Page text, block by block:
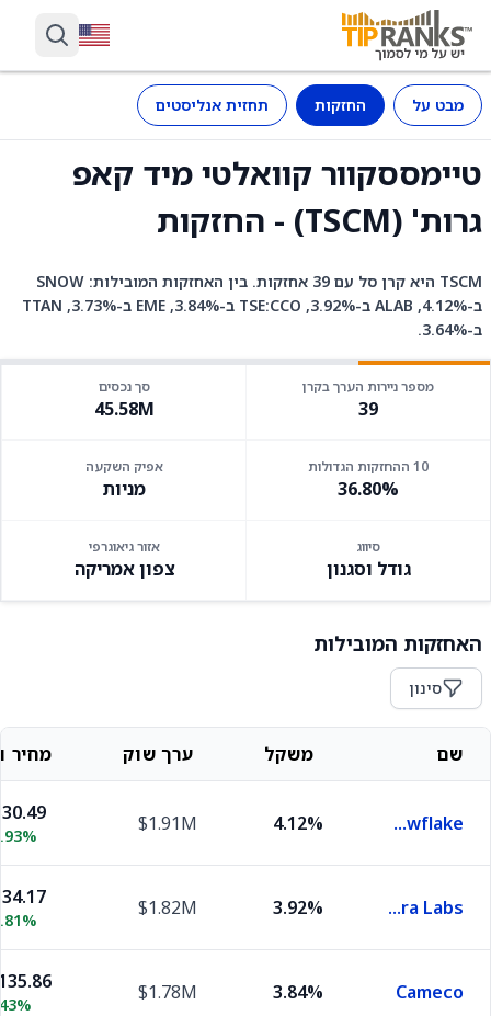
מבט על החזקות תחזית אנליסטים
טיימססקוור קוואלטי מיד קאפ
גרות' (TSCM) - החזקות
TSCM היא קרן סל עם 39 אחזקות. בין האחזקות המובילות: SNOW
ב-4.12%, ALAB ב-3.92%, TSE:CCO ב-3.84%, EME ב-3.73%, TTAN
ב-3.64%.
מספר ניירות הערך בקרן
39
סך נכסים
45.58M
10 ההחזקות הגדולות
36.80%
אפיק השקעה
מניות
סיווג
גודל וסגנון
אזור גיאוגרפי
צפון אמריקה
האחזקות המובילות
סינון
שם משקל ערך שוק מחיר
Snowflake
4.12%
$1.91M
Astera Labs
3.92%
$1.82M
Cameco
3.84%
$1.78M